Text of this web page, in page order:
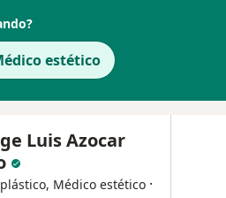
estético
Luis Azocar
Médico estético ·